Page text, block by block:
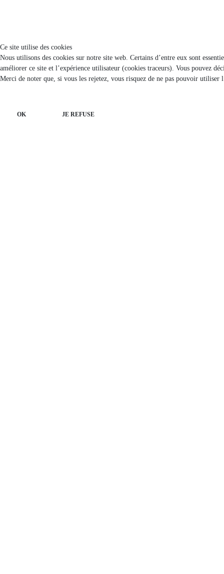
Ce site utilise des cookies
Nous utilisons des cookies sur notre site web. Certains d’entre eux sont
améliorer ce site et l’expérience utilisateur (cookies traceurs). Vous pouvez
Merci de noter que, si vous les rejetez, vous risquez de ne pas pouvoir utiliser
OK JE REFUSE